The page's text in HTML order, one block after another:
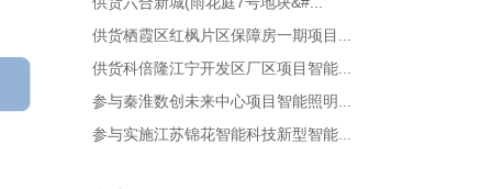
供货栖霞区红枫片区保障房一期项目...
供货科倍隆江宁开发区厂区项目智能...
参与秦淮数创未来中心项目智能照明...
参与实施江苏锦花智能科技新型智能...